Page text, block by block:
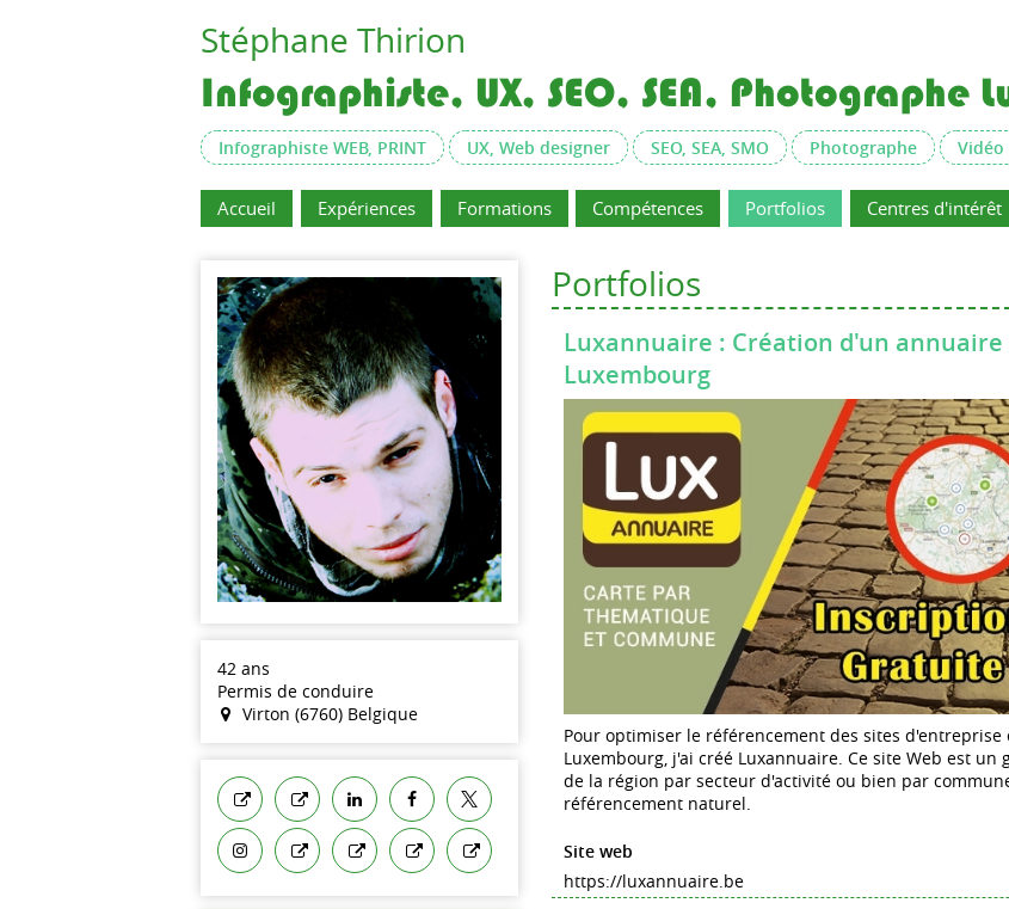
Stéphane Thirion
Infographiste, UX, SEO, SEA, Photographe
Infographiste WEB, PRINT UX, Web designer SEO, SEA, SMO Photographe
Accueil Expériences Formations Compétences Portfolios Centres d'intérêt
42 ans
Permis de conduire
Virton (6760) Belgique
Portfolios
Luxannuaire : Création d'un
Luxembourg
Pour optimiser le référencement des sites
Luxembourg, j'ai créé Luxannuaire. Ce site Web est
de la région par secteur d'activité ou bien par
référencement naturel.
Site web
https://luxannuaire.be